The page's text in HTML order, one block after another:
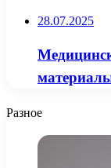
28.07.2025
Разное